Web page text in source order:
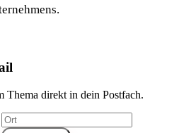
Thema direkt in dein Postfach.